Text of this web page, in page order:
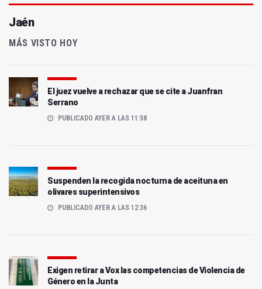
Jaén
MÁS VISTO HOY
El juez vuelve a rechazar que se cite a Juanfran
Serrano
PUBLICADO AYER A LAS 11:58
Suspenden la recogida nocturna de aceituna en
olivares superintensivos
PUBLICADO AYER A LAS 12:36
Exigen retirar a Vox las competencias de Violencia de
Género en la Junta